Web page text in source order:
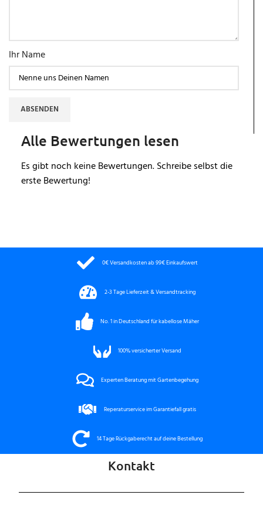
Ihr Name
ABSENDEN
Alle Bewertungen lesen
Es gibt noch keine Bewertungen. Schreibe selbst die
erste Bewertung!
0€ Versandkosten ab 99€ Einkaufswert
2-3 Tage Lieferzeit & Versandtracking
No. 1 in Deutschland für kabellose Mäher
100%versicherter Versand
Experten Beratung mit Gartenbegehung
Reperaturservice im Garantiefall gratis
14 Tage Rückgaberecht auf deine Bestellung
Kontakt